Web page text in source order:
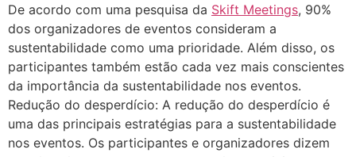
De acordo com uma pesquisa da Skift Meetings, 90%
dos organizadores de eventos consideram a
sustentabilidade como uma prioridade. Além disso, os
participantes também estão cada vez mais conscientes
da importância da sustentabilidade nos eventos.
Redução do desperdício: A redução do desperdício é
uma das principais estratégias para a sustentabilidade
nos eventos. Os participantes e organizadores dizem